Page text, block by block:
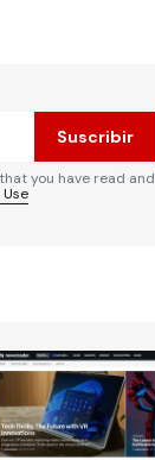
Suscribir
you have read and